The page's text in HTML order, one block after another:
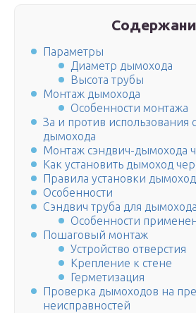
Параметры
Диаметр дымохода
Высота трубы
Монтаж дымохода
Особенности монтажа
За и против использования
дымохода
Монтаж сэндвич-дымохода
Как установить дымоход
Правила установки
Особенности
Сэндвич труба для
Особенности
Пошаговый монтаж
Устройство отверстия
Крепление к стене
Герметизация
Проверка дымоходов на
неисправностей